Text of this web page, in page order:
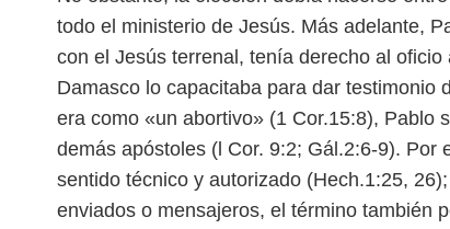
todo el ministerio de Jesús. Más adelante,
con el Jesús terrenal, tenía derecho al
Damasco lo capacitaba para dar testimonio
era como «un abortivo» (1 Cor.15:8), Pablo
demás apóstoles (l Cor. 9:2; Gál.2:6-9). Por
sentido técnico y autorizado (Hech.1:25,
enviados o mensajeros, el término también